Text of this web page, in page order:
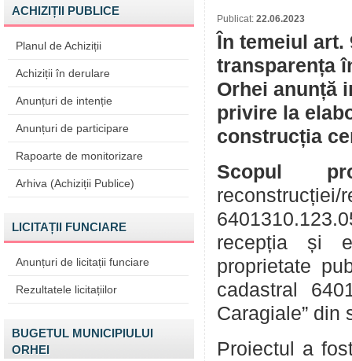
ACHIZIȚII PUBLICE
Planul de Achiziții
Achiziții în derulare
Anunțuri de intenție
Anunțuri de participare
Rapoarte de monitorizare
Arhiva (Achiziții Publice)
LICITAȚII FUNCIARE
Anunțuri de licitații funciare
Rezultatele licitațiilor
BUGETUL MUNICIPIULUI
ORHEI
Publicat: 22.06.2023
În temeiul art.
transparența
Orhei anunță
privire la
construcția
Scopul
recepția și
proprietate
cadastral
Caragiale” din
Proiectul a